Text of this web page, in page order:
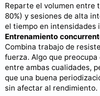
Reparte el volumen entre
80%) y sesiones de alta
el tiempo en intensidades
Entrenamiento
Combina trabajo de
fuerza. Algo que
entre ambas cualidades,
que una buena
sin afectar al rendimiento.